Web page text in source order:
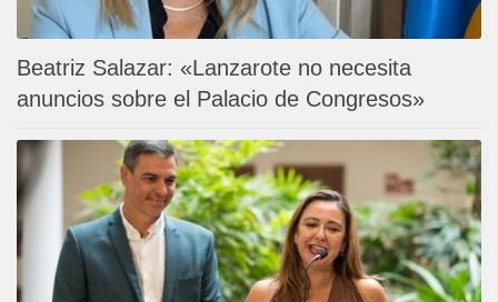
Beatriz Salazar: «Lanzarote no necesita
anuncios sobre el Palacio de Congresos»